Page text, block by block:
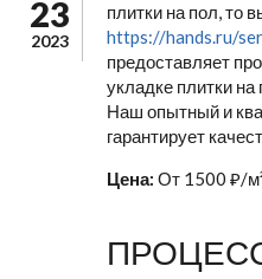
23
2023
плитки на пол, то
https://hands.ru/
предоставляет
укладке плитки
Наш опытный и
гарантирует
Цена: От 1500 ₽/